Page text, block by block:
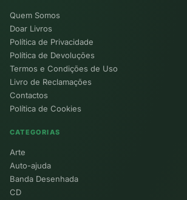
Quem Somos
Doar Livros
Política de Privacidade
Política de Devoluções
Termos e Condições de Uso
Livro de Reclamações
Contactos
Política de Cookies
CATEGORIAS
Arte
Auto-ajuda
Banda Desenhada
CD